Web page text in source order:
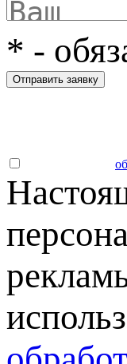
* -
Отправить заявку